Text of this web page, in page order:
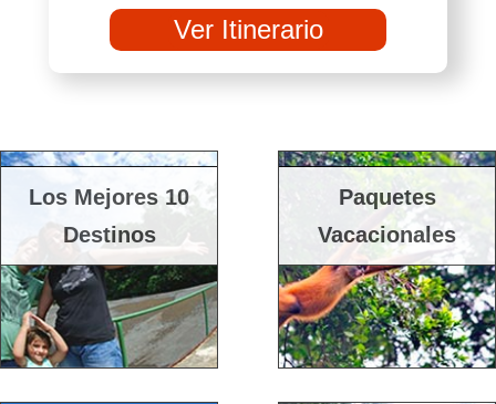
Ver Itinerario
Los Mejores 10
Destinos
Paquetes
Vacacionales